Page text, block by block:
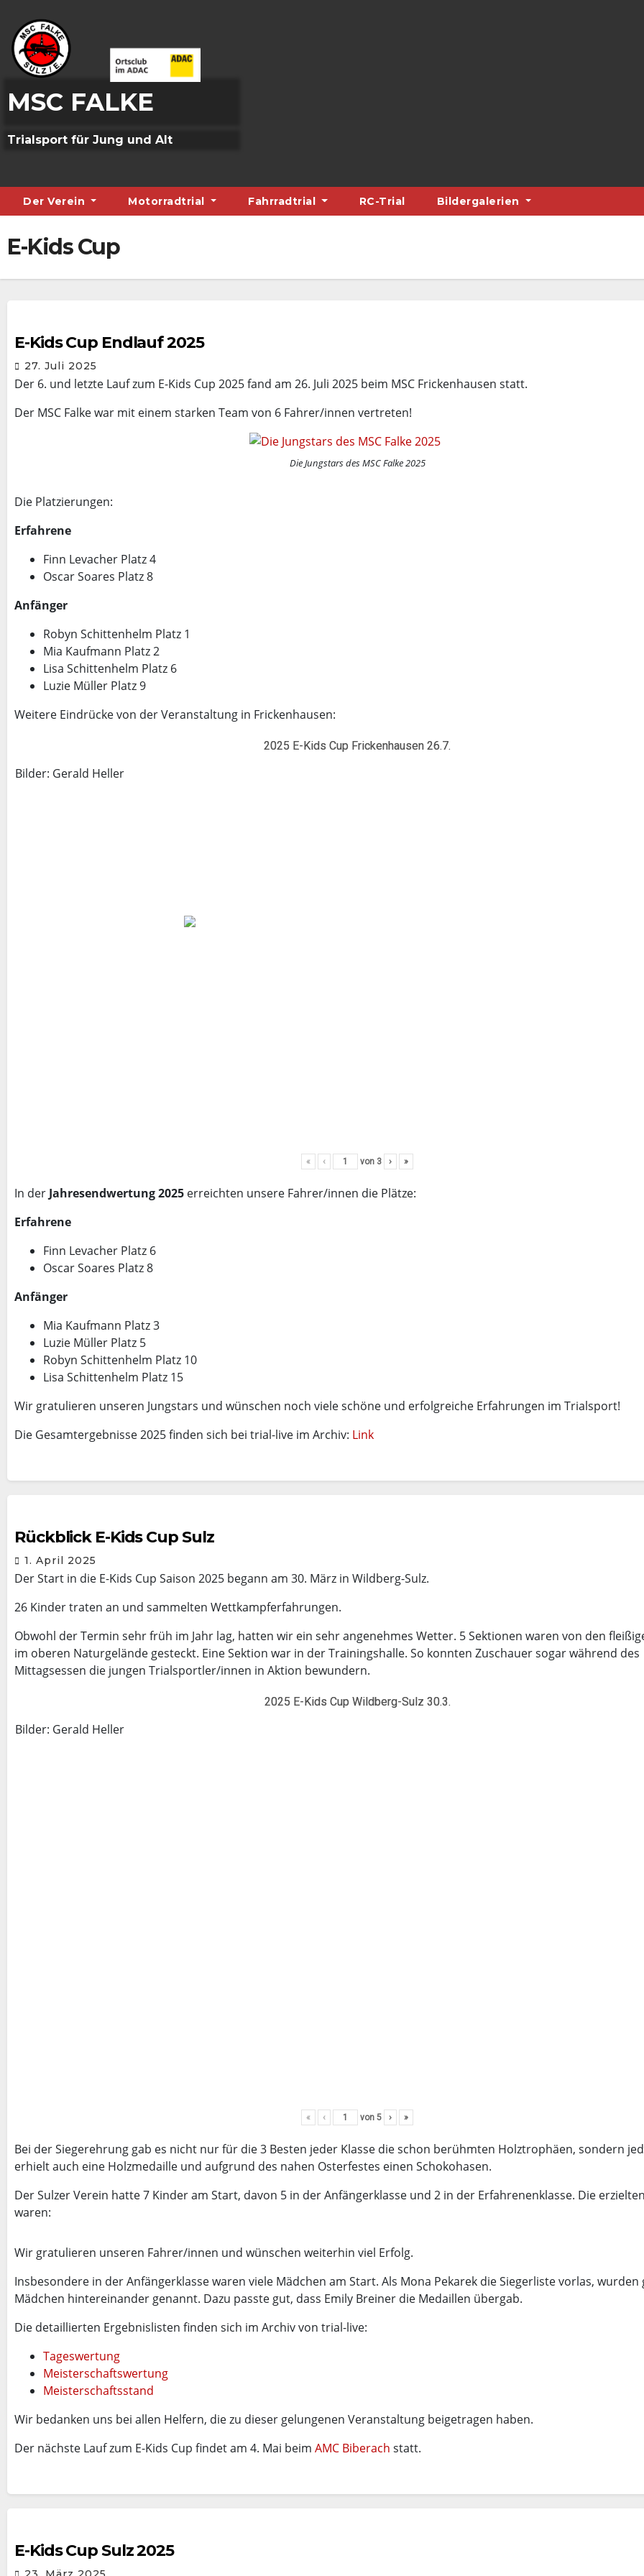
content
MSC FALKE
Trialsport für Jung und Alt
Der Verein Motorradtrial Fahrradtrial RC-Trial Bildergalerien
E-Kids Cup
E-Kids Cup Endlauf 2025
27. Juli 2025
Der 6. und letzte Lauf zum E-Kids Cup 2025 fand am 26. Juli 2025 beim MSC Frickenhausen statt.
Der MSC Falke war mit einem starken Team von 6 Fahrer/innen vertreten!
Die Jungstars des MSC Falke 2025
Die Platzierungen:
Erfahrene
Finn Levacher Platz 4
Oscar Soares Platz 8
Anfänger
Robyn Schittenhelm Platz 1
Mia Kaufmann Platz 2
Lisa Schittenhelm Platz 6
Luzie Müller Platz 9
Weitere Eindrücke von der Veranstaltung in Frickenhausen:
2025 E-Kids Cup Frickenhausen 26.7.
Bilder: Gerald Heller
« ‹ von 3 › »
In der Jahresendwertung 2025 erreichten unsere Fahrer/innen die Plätze:
Erfahrene
Finn Levacher Platz 6
Oscar Soares Platz 8
Anfänger
Mia Kaufmann Platz 3
Luzie Müller Platz 5
Robyn Schittenhelm Platz 10
Lisa Schittenhelm Platz 15
Wir gratulieren unseren Jungstars und wünschen noch viele schöne und erfolgreiche Erfahrungen im Trialsport!
Die Gesamtergebnisse 2025 finden sich bei trial-live im Archiv: Link
Rückblick E-Kids Cup Sulz
1. April 2025
Der Start in die E-Kids Cup Saison 2025 begann am 30. März in Wildberg-Sulz.
26 Kinder traten an und sammelten Wettkampferfahrungen.
Obwohl der Termin sehr früh im Jahr lag, hatten wir ein sehr angenehmes Wetter. 5 Sektionen waren von den
im oberen Naturgelände gesteckt. Eine Sektion war in der Trainingshalle. So konnten Zuschauer sogar während des
Mittagsessen die jungen Trialsportler/innen in Aktion bewundern.
2025 E-Kids Cup Wildberg-Sulz 30.3.
Bilder: Gerald Heller
« ‹ von 5 › »
Bei der Siegerehrung gab es nicht nur für die 3 Besten jeder Klasse die schon berühmten Holztrophäen, sondern
erhielt auch eine Holzmedaille und aufgrund des nahen Osterfestes einen Schokohasen.
Der Sulzer Verein hatte 7 Kinder am Start, davon 5 in der Anfängerklasse und 2 in der Erfahrenenklasse. Die
waren:
Wir gratulieren unseren Fahrer/innen und wünschen weiterhin viel Erfolg.
Insbesondere in der Anfängerklasse waren viele Mädchen am Start. Als Mona Pekarek die Siegerliste vorlas, wurden
Mädchen hintereinander genannt. Dazu passte gut, dass Emily Breiner die Medaillen übergab.
Die detaillierten Ergebnislisten finden sich im Archiv von trial-live:
Tageswertung
Meisterschaftswertung
Meisterschaftsstand
Wir bedanken uns bei allen Helfern, die zu dieser gelungenen Veranstaltung beigetragen haben.
Der nächste Lauf zum E-Kids Cup findet am 4. Mai beim AMC Biberach statt.
E-Kids Cup Sulz 2025